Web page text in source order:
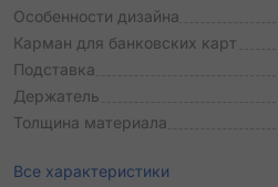
Особенности дизайна
Карман для банковских карт
Подставка
Держатель
Толщина материала
Все характеристики